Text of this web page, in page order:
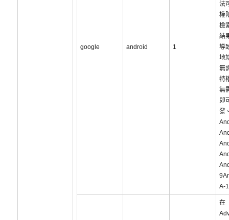
google android 1
法
權
檢
結
導
地
無
特
無
即
發
A-
在